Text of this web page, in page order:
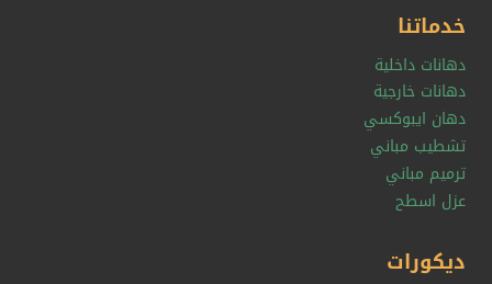
خدماتنا
دهانات داخلية
دهانات خارجية
دهان ايبوكسي
تشطيب مباني
ترميم مباني
عزل اسطح
ديكورات